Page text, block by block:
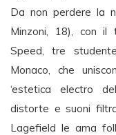
Da non perdere la
Minzoni, 18), con il
Speed, tre
Monaco, che
‘estetica electro
distorte e suoni
Lagefield le ama